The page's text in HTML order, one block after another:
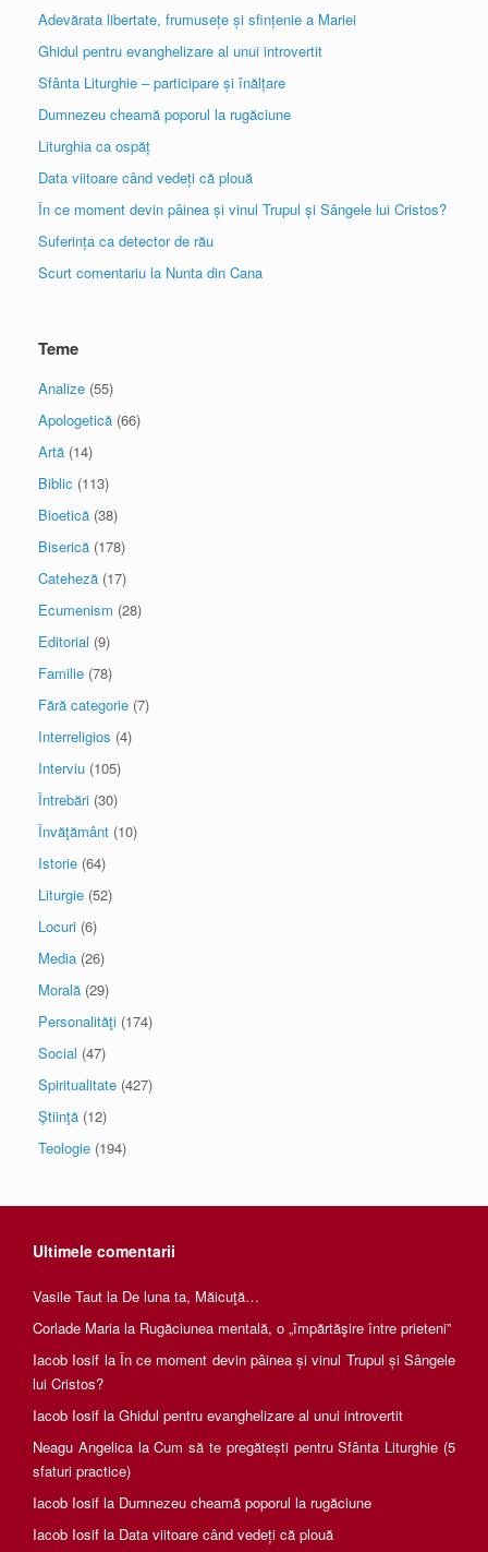
Adevărata libertate, frumusețe și sfințenie a Mariei
Ghidul pentru evanghelizare al unui introvertit
Sfânta Liturghie – participare și înălțare
Dumnezeu cheamă poporul la rugăciune
Liturghia ca ospăț
Data viitoare când vedeți că plouă
În ce moment devin pâinea și vinul Trupul și Sângele lui Cristos?
Suferința ca detector de rău
Scurt comentariu la Nunta din Cana
Teme
Analize (55)
Apologetică (66)
Artă (14)
Biblic (113)
Bioetică (38)
Biserică (178)
Cateheză (17)
Ecumenism (28)
Editorial (9)
Familie (78)
Fără categorie (7)
Interreligios (4)
Interviu (105)
Întrebări (30)
Învăţământ (10)
Istorie (64)
Liturgie (52)
Locuri (6)
Media (26)
Morală (29)
Personalităţi (174)
Social (47)
Spiritualitate (427)
Ştiinţă (12)
Teologie (194)
Ultimele comentarii
Vasile Taut la De luna ta, Măicuţă…
Corlade Maria la Rugăciunea mentală, o „împărtăşire între prieteni”
Iacob Iosif la În ce moment devin pâinea și vinul Trupul și Sângele
lui Cristos?
Iacob Iosif la Ghidul pentru evanghelizare al unui introvertit
Neagu AngelicalaCum să te pregătești pentru Sfânta Liturghie (5
sfaturi practice)
Iacob Iosif la Dumnezeu cheamă poporul la rugăciune
Iacob Iosif la Data viitoare când vedeți că plouă